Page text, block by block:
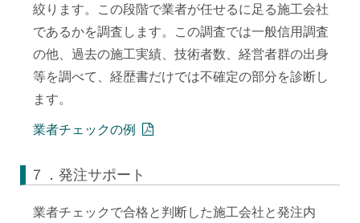
絞ります。この段階で業者が任せるに足る施工会社
であるかを調査します。この調査では一般信用調査
の他、過去の施工実績、技術者数、経営者群の出身
等を調べて、経歴書だけでは不確定の部分を診断し
ます。
業者チェックの例
７．発注サポート
業者チェックで合格と判断した施工会社と発注内